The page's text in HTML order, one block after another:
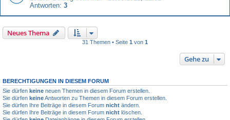
Antworten: 3
Neues Thema
31 Themen • Seite 1 von 1
Gehe zu
BERECHTIGUNGEN IN DIESEM FORUM
Sie dürfen keine neuen Themen in diesem Forum erstellen.
Sie dürfen keineAntworten zu Themen in diesem Forum erstellen.
Sie dürfen Ihre Beiträge in diesem Forum nicht ändern.
Sie dürfen Ihre Beiträge in diesem Forum nicht löschen.